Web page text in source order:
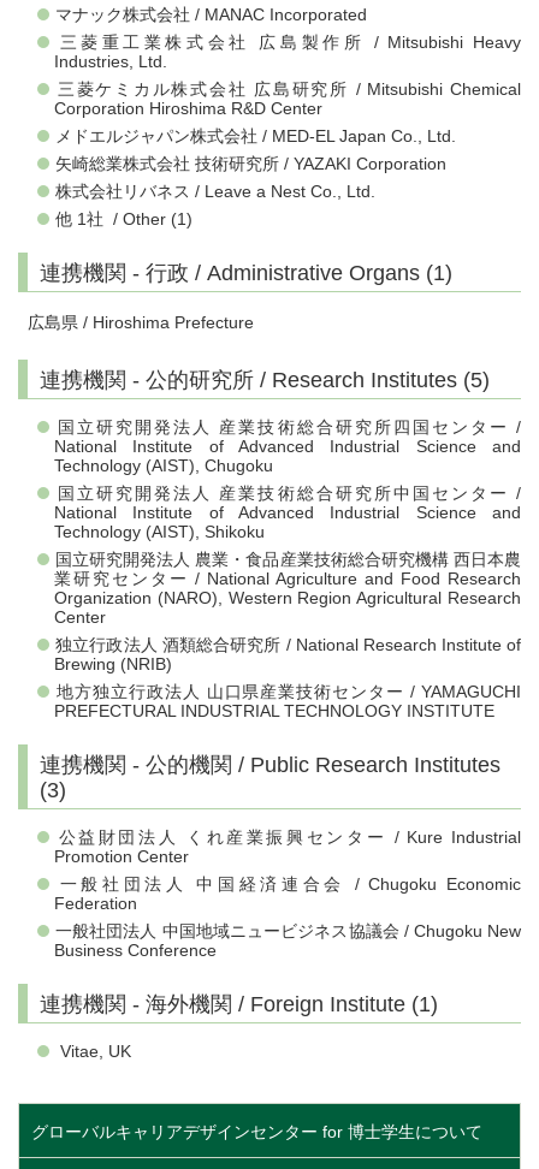
マナック株式会社 / MANAC Incorporated
三菱重工業株式会社 広島製作所 / Mitsubishi Heavy
Industries, Ltd.
三菱ケミカル株式会社 広島研究所 / Mitsubishi Chemical
Corporation Hiroshima R&D Center
メドエルジャパン株式会社 / MED-EL Japan Co., Ltd.
矢崎総業株式会社 技術研究所 / YAZAKI Corporation
株式会社リバネス / Leave a Nest Co., Ltd.
他 1社 / Other (1)
連携機関 - 行政 / Administrative Organs (1)
広島県 / Hiroshima Prefecture
連携機関 - 公的研究所 / Research Institutes (5)
国立研究開発法人 産業技術総合研究所四国センター /
National Institute of Advanced Industrial Science and
Technology (AIST), Chugoku
国立研究開発法人 産業技術総合研究所中国センター /
National Institute of Advanced Industrial Science and
Technology (AIST), Shikoku
国立研究開発法人 農業・食品産業技術総合研究機構 西日本農
業研究センター / National Agriculture and Food Research
Organization (NARO), Western Region Agricultural Research
Center
独立行政法人 酒類総合研究所 / National Research Institute of
Brewing (NRIB)
地方独立行政法人 山口県産業技術センター / YAMAGUCHI
PREFECTURAL INDUSTRIAL TECHNOLOGY INSTITUTE
連携機関 - 公的機関 / Public Research Institutes
(3)
公益財団法人 くれ産業振興センター / Kure Industrial
Promotion Center
一般社団法人 中国経済連合会 / Chugoku Economic
Federation
一般社団法人 中国地域ニュービジネス協議会 / Chugoku New
Business Conference
連携機関 - 海外機関 / Foreign Institute (1)
Vitae, UK
グローバルキャリアデザインセンター for 博士学生について